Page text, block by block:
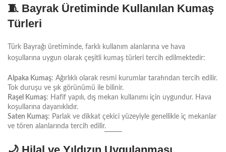
🧵 Bayrak Üretiminde Kullanılan Kumaş
Türleri
Türk Bayrağı üretiminde, farklı kullanım alanlarına ve hava
koşullarına uygun olarak çeşitli kumaş türleri tercih edilmektedir:
Alpaka Kumaş: Ağırlıklı olarak resmi kurumlar tarafından tercih edilir.
Tok duruşu ve şık görünümü ile bilinir.
Raşel Kumaş: Hafif yapılı, dış mekan kullanımı için uygundur. Hava
koşullarına dayanıklıdır.
Saten Kumaş: Parlak ve dikkat çekici yüzeyiyle genellikle iç mekanlar
ve tören alanlarında tercih edilir.